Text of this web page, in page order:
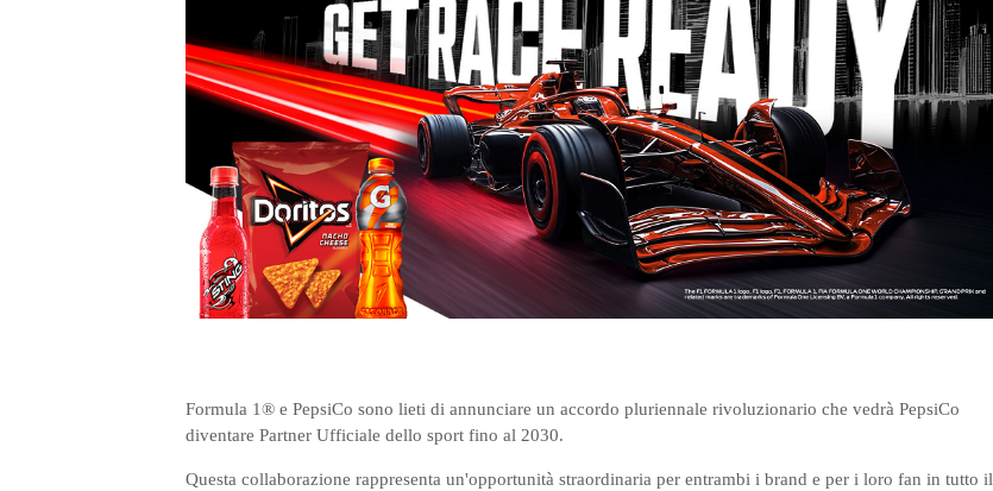
Formula 1® e PepsiCo sono lieti di annunciare un accordo pluriennale rivoluzionario che vedrà PepsiCo
diventare Partner Ufficiale dello sport fino al 2030.
Questa collaborazione rappresenta un'opportunità straordinaria per entrambi i brand e per i loro fan in tutto il